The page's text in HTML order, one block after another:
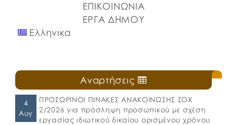
ΕΠΙΚΟΙΝΩΝΙΑ
ΕΡΓΑ ΔΗΜΟΥ
Ελληνικα
Αναρτήσεις
4
Αυγ
ΠΡΟΣΩΡΙΝΟΙ ΠΙΝΑΚΕΣ ΑΝΑΚΟΙΝΩΣΗΣ ΣΟΧ
2/2026 για πρόσληψη προσωπικού με σχέση
εργασίας ιδιωτικού δικαίου ορισμένου χρόνου